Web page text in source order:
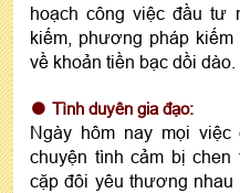
hoạch công việc đầu tư
kiếm, phương pháp
về khoản tiền bạc dồi dào.
Tình duyên gia đạo:
Ngày hôm nay mọi
chuyện tình cảm bị
cặp đôi yêu thương nhau